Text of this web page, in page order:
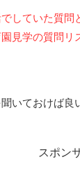
していた質問
見学の質問リ
いておけば
スポン